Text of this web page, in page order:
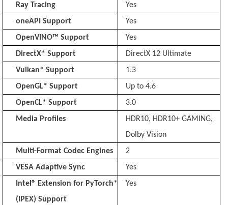
Ray Tracing
Yes
oneAPI Support
Yes
OpenVINO™ Support
Yes
DirectX* Support
DirectX 12 Ultimate
Vulkan* Support
1.3
OpenGL* Support
Up to 4.6
OpenCL* Support
3.0
Media Profiles
HDR10, HDR10+ GAMING,
Dolby Vision
Multi-Format Codec Engines
2
VESA Adaptive Sync
Yes
Intel® Extension for PyTorch*
(IPEX) Support
Yes